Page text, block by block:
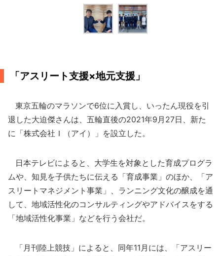
「アスリート支援×地元支援」
東京五輪のマラソンで6位に入賞し、いったん現役を引
退した大迫傑さんは、五輪直後の2021年9月27日、新た
に「株式会社Ｉ（アイ）」を設立した。
日本テレビによると、大学生を対象とした育成プログラ
ムや、知見を子供たちに伝える「育成事業」のほか、「ア
スリートマネジメント事業」、ランニング文化の醸成を通
して、地域活性化のコンサルティングやアドバイスをする
「地域活性化事業」などを行う会社だ。
「月刊陸上競技」によると、同年11月には、「アスリー